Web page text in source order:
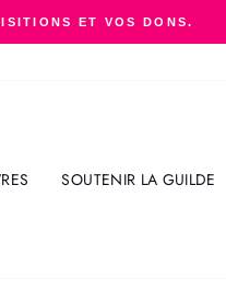
ET VOS DONS.
SOUTENIR LA GUILDE